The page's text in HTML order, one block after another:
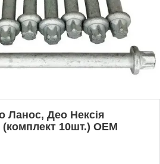
Ланос, Део Нексія
10шт.) OEM